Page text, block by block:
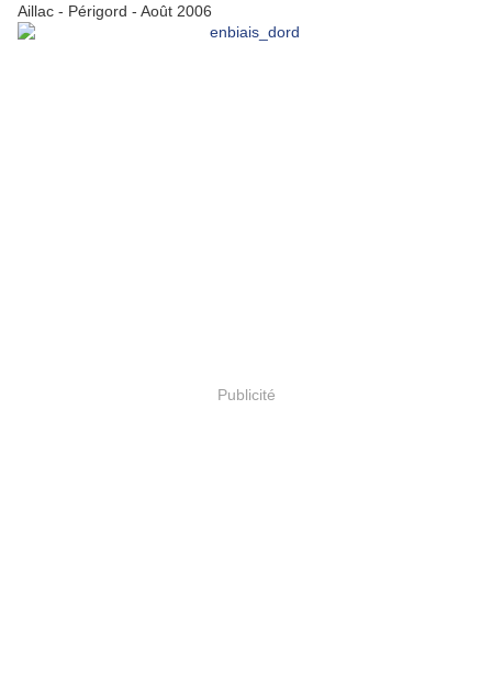
Aillac - Périgord - Août 2006
Publicité